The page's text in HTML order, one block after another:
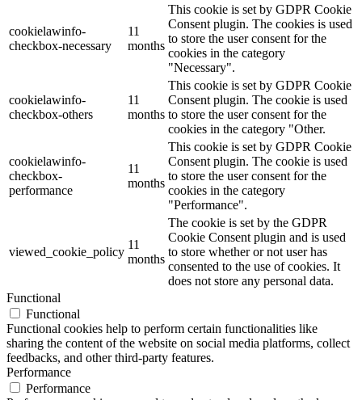
cookielawinfo-
checkbox-necessary
11
months
This cookie is set by GDPR Cookie
Consent plugin. The cookies is used
to store the user consent for the
cookies in the category
"Necessary".
cookielawinfo-
checkbox-others
11
months
This cookie is set by GDPR Cookie
Consent plugin. The cookie is used
to store the user consent for the
cookies in the category "Other.
cookielawinfo-
checkbox-
performance
11
months
This cookie is set by GDPR Cookie
Consent plugin. The cookie is used
to store the user consent for the
cookies in the category
"Performance".
viewed_cookie_policy
11
months
The cookie is set by the GDPR
Cookie Consent plugin and is used
to store whether or not user has
consented to the use of cookies. It
does not store any personal data.
Functional
Functional
Functional cookies help to perform certain functionalities like
sharing the content of the website on social media platforms, collect
feedbacks, and other third-party features.
Performance
Performance